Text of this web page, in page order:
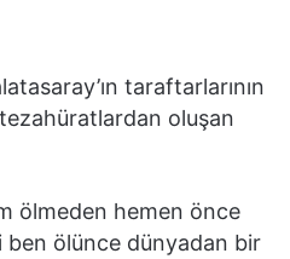
taraftarlarının
oluşan
ölmeden hemen önce
ölünce dünyadan bir